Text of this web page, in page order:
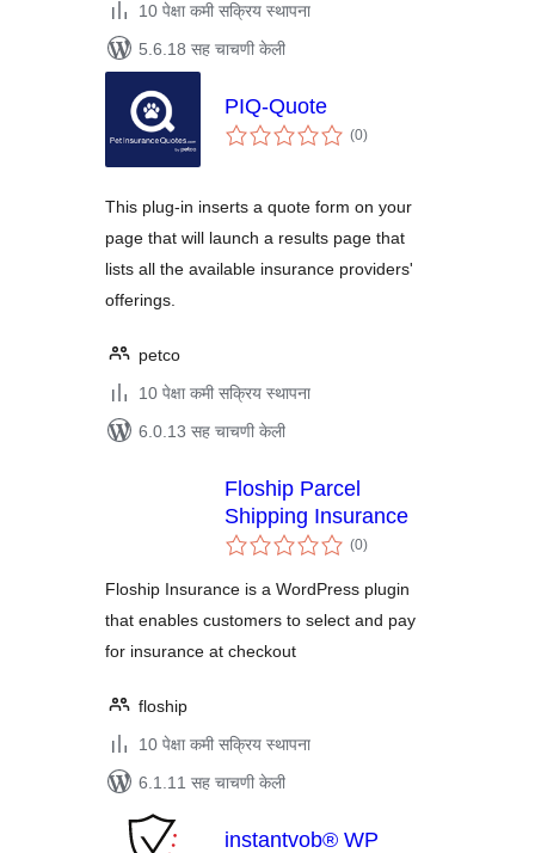
10 पेक्षा कमी सक्रिय स्थापना
5.6.18 सह चाचणी केली
PIQ-Quote
(0एकूण
मूल्यांकन
)
This plug-in inserts a quote form on your
page that will launch a results page that
lists all the available insurance providers'
offerings.
petco
10 पेक्षा कमी सक्रिय स्थापना
6.0.13 सह चाचणी केली
Floship Parcel
Shipping Insurance
(0एकूण
मूल्यांकन
)
Floship Insurance is a WordPress plugin
that enables customers to select and pay
for insurance at checkout
floship
10 पेक्षा कमी सक्रिय स्थापना
6.1.11 सह चाचणी केली
instantvob® WP